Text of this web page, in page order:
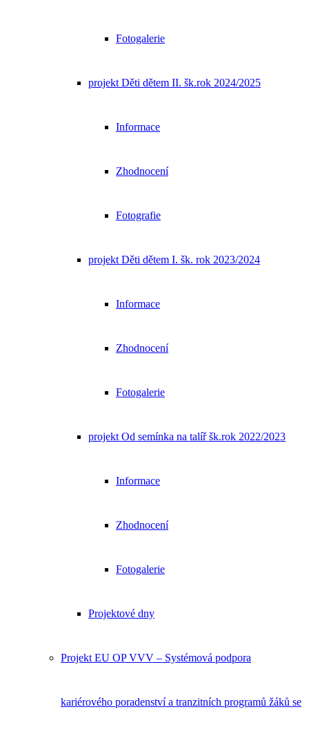
Fotogalerie
projekt Děti dětem II. šk.rok 2024/2025
Informace
Zhodnocení
Fotografie
projekt Děti dětem I. šk. rok 2023/2024
Informace
Zhodnocení
Fotogalerie
projekt Od semínka na talíř šk.rok 2022/2023
Informace
Zhodnocení
Fotogalerie
Projektové dny
Projekt EU OP VVV – Systémová podpora
kariérového poradenství a tranzitních programů žáků se